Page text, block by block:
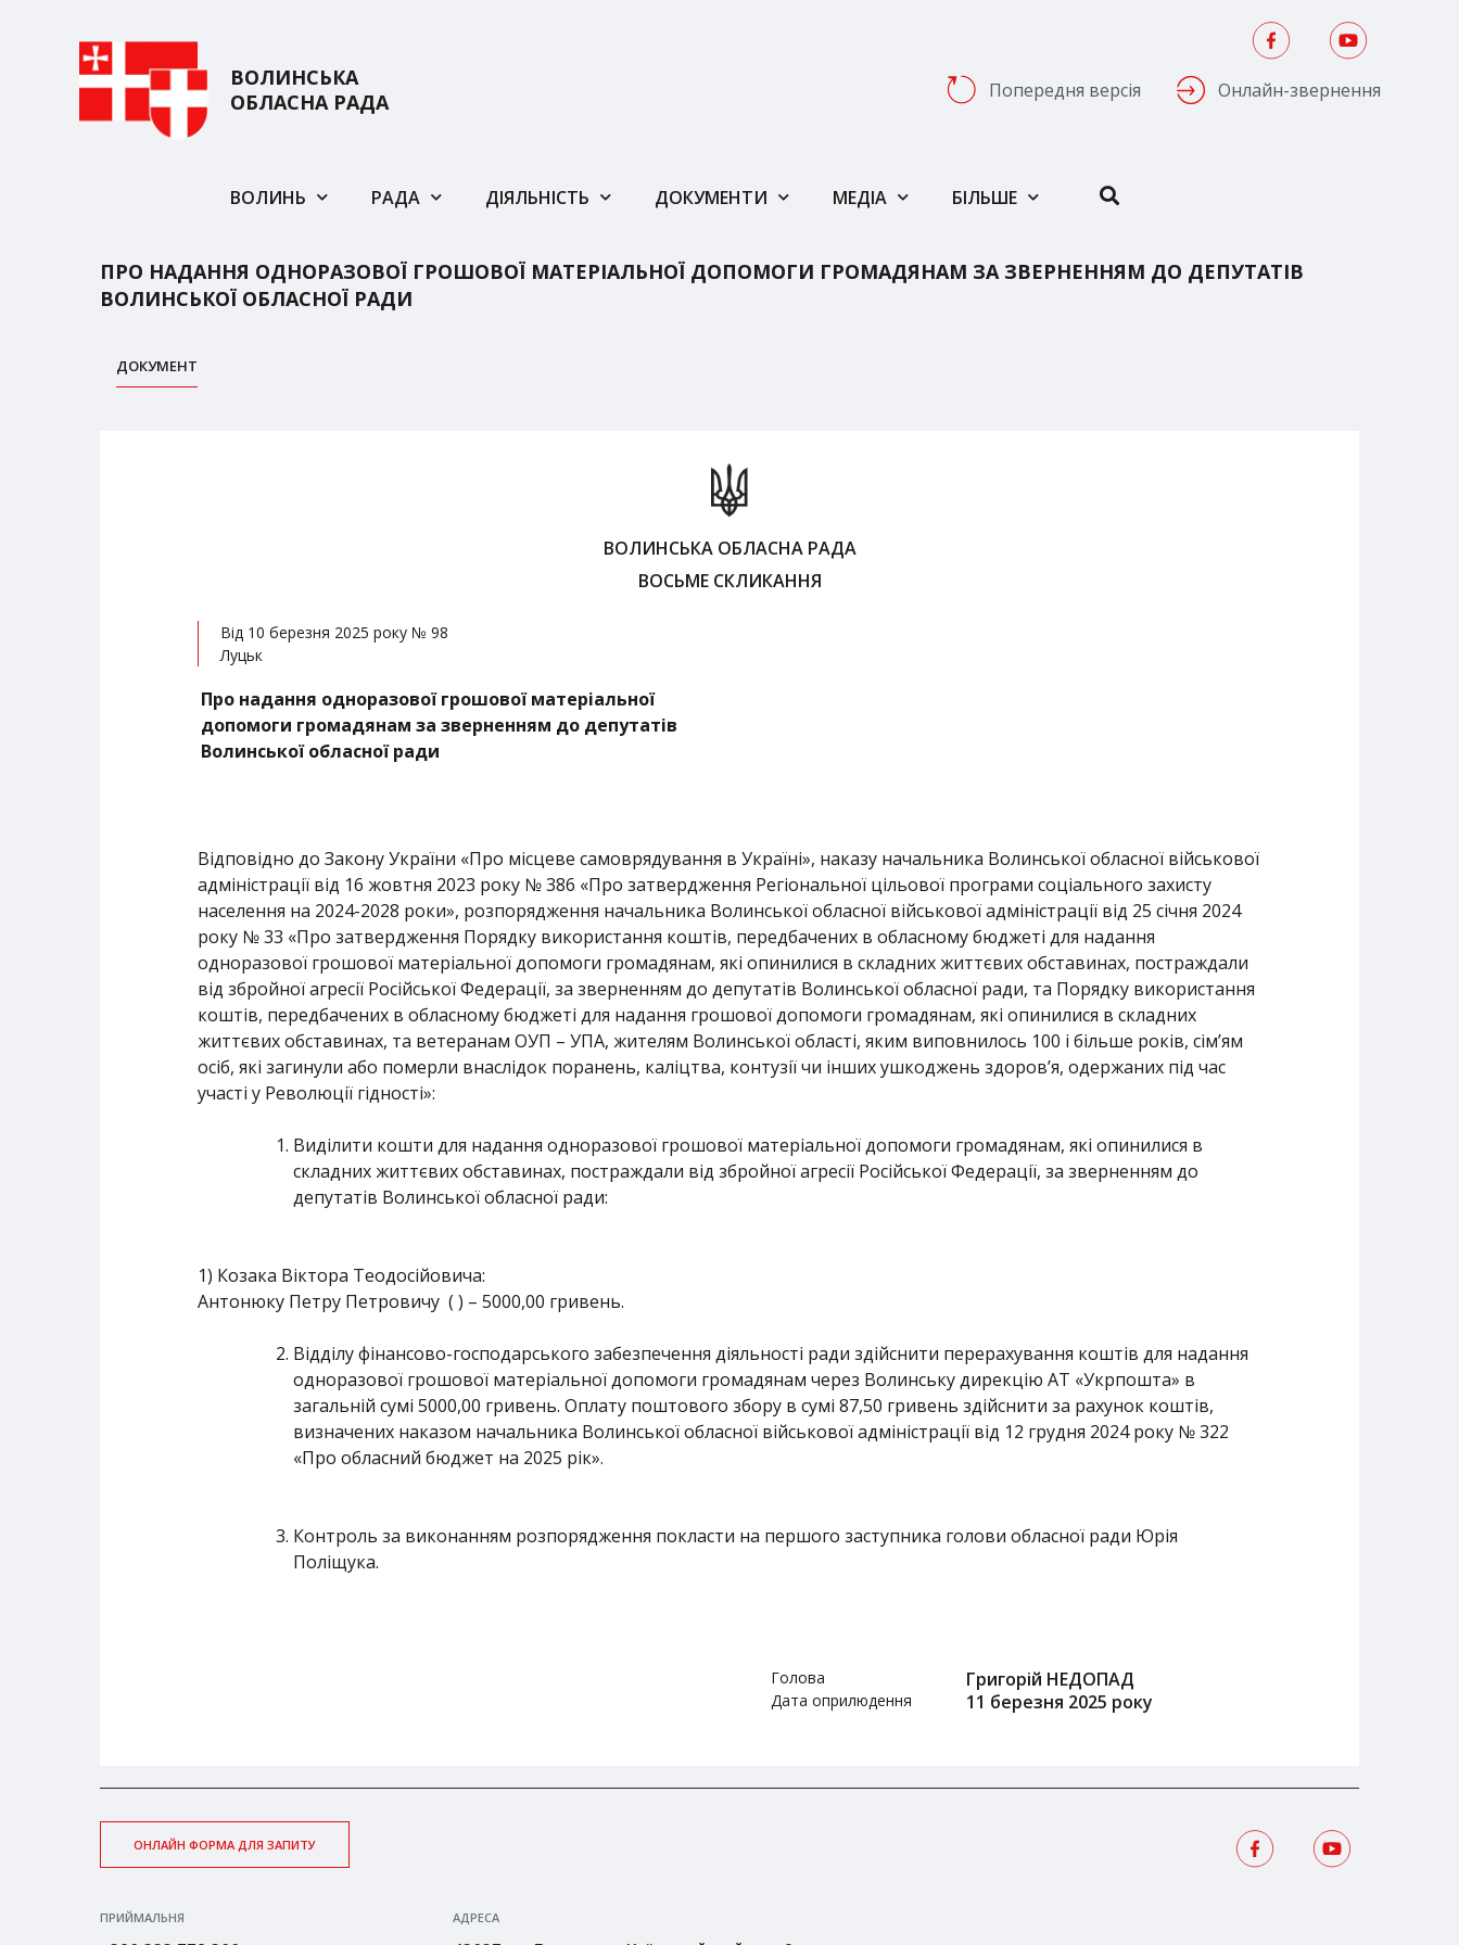
ВОЛИНСЬКА
ОБЛАСНА РАДА
Попередня версія Онлайн-звернення
ВОЛИНЬ РАДА ДІЯЛЬНІСТЬ ДОКУМЕНТИ МЕДІА БІЛЬШЕ
ПРО НАДАННЯ ОДНОРАЗОВОЇ ГРОШОВОЇ МАТЕРІАЛЬНОЇ ДОПОМОГИ ГРОМАДЯНАМ ЗА ЗВЕРНЕННЯМ ДО ДЕПУТАТІВ
ВОЛИНСЬКОЇ ОБЛАСНОЇ РАДИ
ДОКУМЕНТ
ВОЛИНСЬКА ОБЛАСНА РАДА
ВОСЬМЕ СКЛИКАННЯ
Від 10 березня 2025 року № 98
Луцьк
Про надання одноразової грошової матеріальної
допомоги громадянам за зверненням до депутатів
Волинської обласної ради
Відповідно до Закону України «Про місцеве самоврядування в Україні», наказу начальника Волинської обласної військової
адміністрації від 16 жовтня 2023 року № 386 «Про затвердження Регіональної цільової програми соціального захисту
населення на 2024-2028 роки», розпорядження начальника Волинської обласної військової адміністрації від 25 січня 2024
року № 33 «Про затвердження Порядку використання коштів, передбачених в обласному бюджеті для надання
одноразової грошової матеріальної допомоги громадянам, які опинилися в складних життєвих обставинах, постраждали
від збройної агресії Російської Федерації, за зверненням до депутатів Волинської обласної ради, та Порядку використання
коштів, передбачених в обласному бюджеті для надання грошової допомоги громадянам, які опинилися в складних
життєвих обставинах, та ветеранам ОУП – УПА, жителям Волинської області, яким виповнилось 100 і більше років, сім’ям
осіб, які загинули або померли внаслідок поранень, каліцтва, контузії чи інших ушкоджень здоров’я, одержаних під час
участі у Революції гідності»:
Виділити кошти для надання одноразової грошової матеріальної допомоги громадянам, які опинилися в
складних життєвих обставинах, постраждали від збройної агресії Російської Федерації, за зверненням до
депутатів Волинської обласної ради:
1) Козака Віктора Теодосійовича:
Антонюку Петру Петровичу ( ) – 5000,00 гривень.
Відділу фінансово-господарського забезпечення діяльності ради здійснити перерахування коштів для надання
одноразової грошової матеріальної допомоги громадянам через Волинську дирекцію АТ «Укрпошта» в
загальній сумі 5000,00 гривень. Оплату поштового збору в сумі 87,50 гривень здійснити за рахунок коштів,
визначених наказом начальника Волинської обласної військової адміністрації від 12 грудня 2024 року № 322
«Про обласний бюджет на 2025 рік».
Контроль за виконанням розпорядження покласти на першого заступника голови обласної ради Юрія
Поліщука.
Голова Григорій НЕДОПАД
Дата оприлюдення 11 березня 2025 року
ОНЛАЙН ФОРМА ДЛЯ ЗАПИТУ
ПРИЙМАЛЬНЯ АДРЕСА